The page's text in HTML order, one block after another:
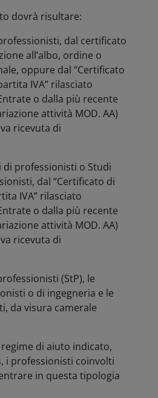
dovrà risultare:
dal certificato
all’albo, ordine o
oppure dal “Certificato
IVA” rilasciato
o dalla più recente
attività MOD. AA)
ricevuta di
di professionisti o Studi
dal “Certificato di
IVA” rilasciato
o dalla più recente
attività MOD. AA)
ricevuta di
(StP), le
o di ingegneria e le
da visura camerale
di aiuto indicato,
i professionisti coinvolti
in questa tipologia